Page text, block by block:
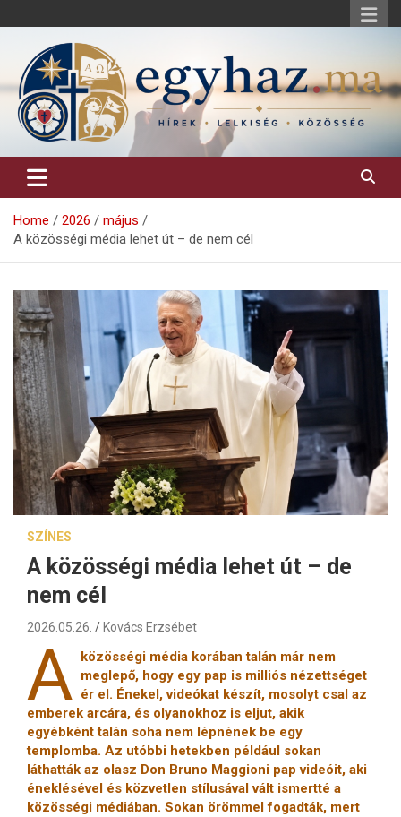
to
egyhaz.ma
Keresztény hírek, elemzések, építő jellegű kritikai írások.
Home 2026
május
A közösségi média lehet út – de nem cél
SZÍNES
A közösségi média lehet út – de
nem cél
2026.05.26. Kovács Erzsébet
A közösségi média korában talán már nem
meglepő, hogy egy pap is milliós nézettséget
ér el. Énekel, videókat készít, mosolyt csal az
emberek arcára, és olyanokhoz is eljut, akik
egyébként talán soha nem lépnének be egy
templomba. Az utóbbi hetekben például sokan
láthatták az olasz Don Bruno Maggioni pap videóit, aki
éneklésével és közvetlen stílusával vált ismertté a
közösségi médiában. Sokan örömmel fogadták, mert